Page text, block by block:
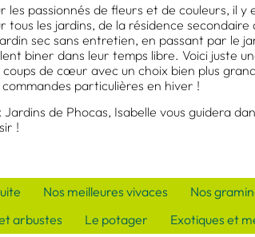
les passionnés de fleurs et de couleurs, il y
tous les jardins, de la résidence
sec sans entretien, en passant par le
biner dans leur temps libre. Voici juste
coups de cœur avec un choix bien plus
commandes particulières en hiver !
Jardins de Phocas, Isabelle vous guidera
!
Nos meilleures vivaces
Nos
arbustes Le potager Exotiques et